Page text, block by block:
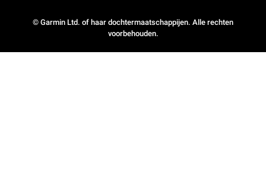
© Garmin Ltd. of haar dochtermaatschappijen. Alle rechten
voorbehouden.